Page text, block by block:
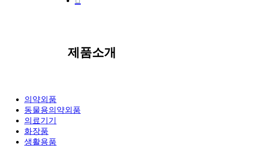
제품소개
의약외품
동물용의약외품
의료기기
화장품
생활용품